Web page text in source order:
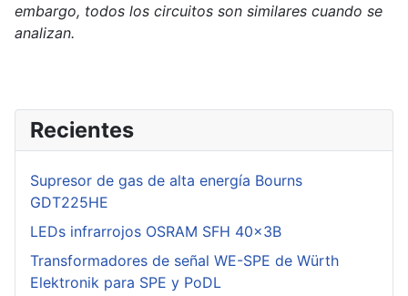
embargo, todos los circuitos son similares cuando se
analizan.
Recientes
Supresor de gas de alta energía Bourns
GDT225HE
LEDs infrarrojos OSRAM SFH 40x3B
Transformadores de señal WE-SPE de Würth
Elektronik para SPE y PoDL